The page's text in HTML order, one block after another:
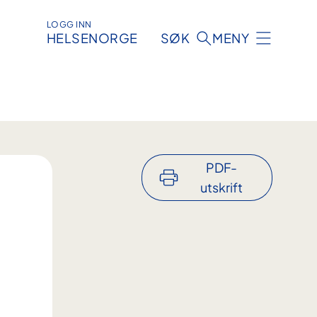
LOGG INN
HELSENORGE SØK MENY
PDF-
utskrift